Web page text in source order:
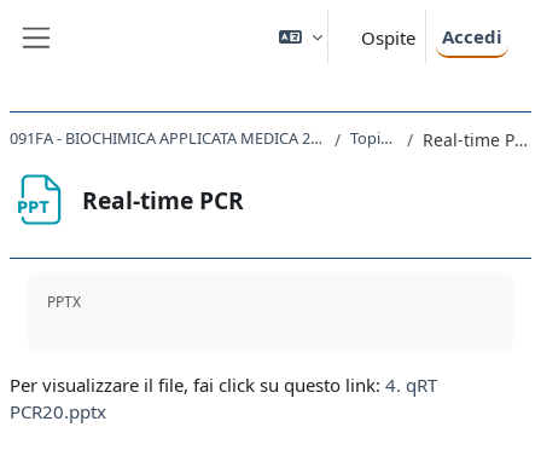
Ospite Accedi
091FA - BIOCHIMICA APPLICATA MEDICA 2020 Topic 5 Real-time PCR
Real-time PCR
PPTX
Per visualizzare il file, fai click su questo link: 4. qRT
PCR20.pptx